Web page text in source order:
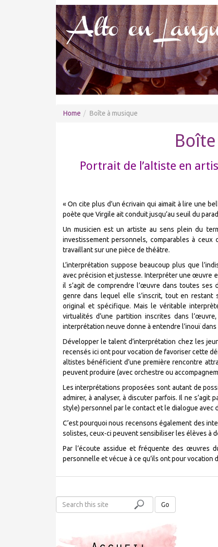
Home Boîte à musique
Portrait de l’altiste en
« On cite plus d’un écrivain qui aimait à lire une
poète que Virgile ait conduit jusqu’au seuil du
Un musicien est un artiste au sens plein du
investissement personnels, comparables à
travaillant sur une pièce de théâtre.
L’interprétation suppose beaucoup plus que
avec précision et justesse. Interpréter une œuvre
il s’agit de comprendre l’œuvre dans toutes
genre dans lequel elle s’inscrit, tout en restant
original et spécifique. Mais le véritable
virtualités d’une partition inscrites dans
interprétation neuve donne à entendre l’inouï
Développer le talent d’interprétation chez les
recensés ici ont pour vocation de favoriser cette
altistes bénéficient d’une première rencontre
peuvent produire (avec orchestre ou
Les interprétations proposées sont autant de
admirer, à analyser, à discuter parfois. Il ne
style) personnel par le contact et le dialogue avec
C’est pourquoi nous recensons également des
solistes, ceux-ci peuvent sensibiliser les élèves à
Par l’écoute assidue et fréquente des œuvres
personnelle et vécue à ce qu’ils ont pour vocation
S
e
Go